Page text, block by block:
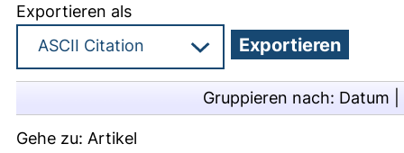
Exportieren als
Gruppieren nach: Datum
Gehe zu: Artikel